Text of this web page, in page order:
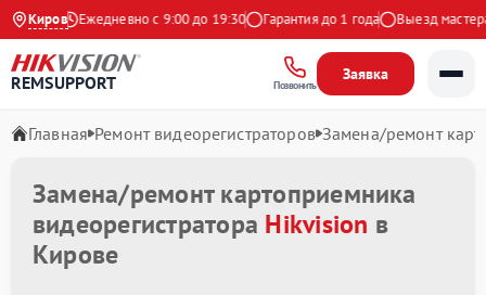
КировЕжедневно с 9:00 до 19:30 Гарантия до 1 года Выезд мастера
REMSUPPORT Позвонить
Заявка
Главная Ремонт видеорегистраторов Замена/ремонт
Замена/ремонт картоприемника
видеорегистратора Hikvision в
Кирове